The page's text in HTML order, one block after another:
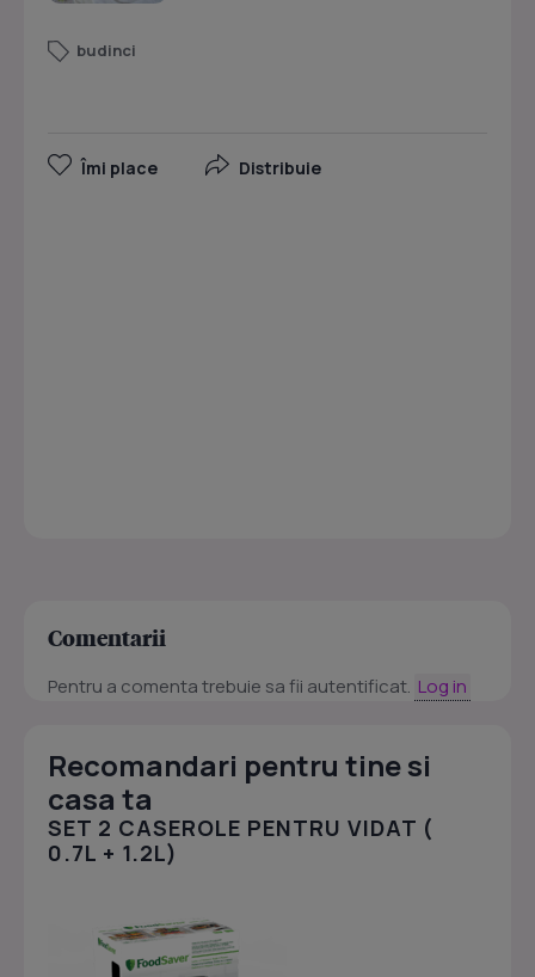
budinci
Îmi place Distribuie
Comentarii
Pentru a comenta trebuie sa fii autentificat. Log in
Recomandari pentru tine si
casa ta
SET 2 CASEROLE PENTRU VIDAT (
0.7L + 1.2L)